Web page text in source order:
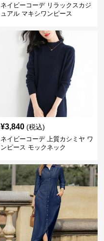
ネイビーコーデ リラックスカジ
ュアル マキシワンピース
¥3,840 (税込)
ネイビーコーデ 上質カシミヤ ワ
ンピース モックネック